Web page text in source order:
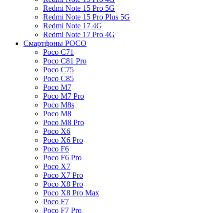
Redmi Note 15 Pro 5G
Redmi Note 15 Pro Plus 5G
Redmi Note 17 4G
Redmi Note 17 Pro 4G
Смартфоны POCO
Poco C71
Poco C81 Pro
Poco C75
Poco C85
Poco M7
Poco M7 Pro
Poco M8s
Poco M8
Poco M8 Pro
Poco X6
Poco X6 Pro
Poco F6
Poco F6 Pro
Poco X7
Poco X7 Pro
Poco X8 Pro
Poco X8 Pro Max
Poco F7
Poco F7 Pro